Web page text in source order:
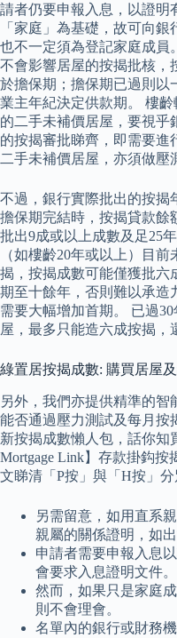
請者仍要申報入息，以證明
「家庭」為基礎，故可向
也不一定須為登記家庭成員
不會影響居屋的按揭批核，
於擔保期；擔保期已過則以
業主年紀決定供款期。 樓齡
的二手未補價居屋，要視乎
的按揭審批睇齊，即需要進
二手未補價居屋，亦須做壓
不過，銀行實際批出的按揭
擔保期完結時，按揭貸款餘
批出9成或以上成數及足25
（如樓齡20年或以上）目
揭，按揭成數可能僅獲批六
期至十餘年，否則難以承造
需要大幅增加首期。 已過
屋，最多只能造六成按揭，
綠置居按揭成數: 購買居屋
另外，我們亦提供精準的
能否通過壓力測試及每月按
新按揭成數懶人包，話你知
Mortgage Link】存款掛鈎
文睇清「P按」與「H按」分
另需留意，如用直系
親屬的關係證明，如出
申請者需要申報入息
會要求入息證明文件。
然而，如果只是家庭
則不會理會。
名單內的銀行或財務